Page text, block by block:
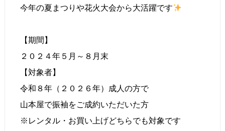
今年の夏まつりや花火大会から大活躍です
【期間】
２０２４年５月～８月末
【対象者】
令和８年（２０２６年）成人の方で
山本屋で振袖をご成約いただいた方
※レンタル・お買い上げどちらでも対象です